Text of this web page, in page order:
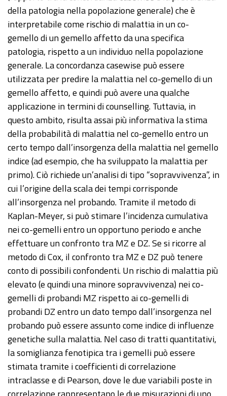
della patologia nella popolazione generale) che è
interpretabile come rischio di malattia in un co-
gemello di un gemello affetto da una specifica
patologia, rispetto a un individuo nella popolazione
generale. La concordanza casewise può essere
utilizzata per predire la malattia nel co-gemello di un
gemello affetto, e quindi può avere una qualche
applicazione in termini di counselling. Tuttavia, in
questo ambito, risulta assai più informativa la stima
della probabilità di malattia nel co-gemello entro un
certo tempo dall’insorgenza della malattia nel gemello
indice (ad esempio, che ha sviluppato la malattia per
primo). Ciò richiede un’analisi di tipo “sopravvivenza”, in
cui l’origine della scala dei tempi corrisponde
all’insorgenza nel probando. Tramite il metodo di
Kaplan-Meyer, si può stimare l’incidenza cumulativa
nei co-gemelli entro un opportuno periodo e anche
effettuare un confronto tra MZ e DZ. Se si ricorre al
metodo di Cox, il confronto tra MZ e DZ può tenere
conto di possibili confondenti. Un rischio di malattia più
elevato (e quindi una minore sopravvivenza) nei co-
gemelli di probandi MZ rispetto ai co-gemelli di
probandi DZ entro un dato tempo dall’insorgenza nel
probando può essere assunto come indice di influenze
genetiche sulla malattia. Nel caso di tratti quantitativi,
la somiglianza fenotipica tra i gemelli può essere
stimata tramite i coefficienti di correlazione
intraclasse e di Pearson, dove le due variabili poste in